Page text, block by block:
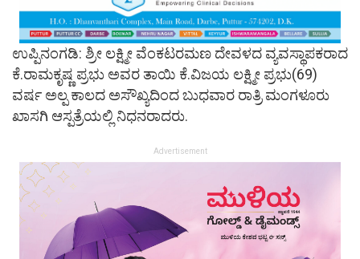
ಉಪ್ಪಿನಂಗಡಿ: ಶ್ರೀ ಲಕ್ಷ್ಮೀ ವೆಂಕಟರಮಣ ದೇವಳದ ವ್ಯವಸ್ಥಾಪಕರಾದ
ಕೆ.ರಾಮಕೃಷ್ಣ ಪ್ರಭು ಅವರ ತಾಯಿ ಕೆ.ವಿಜಯ ಲಕ್ಷ್ಮೀ ಪ್ರಭು(69)
ವರ್ಷ ಅಲ್ಪ ಕಾಲದ ಅಸೌಖ್ಯದಿಂದ ಬುಧವಾರ ರಾತ್ರಿ ಮಂಗಳೂರು
ಖಾಸಗಿ ಆಸ್ಪತ್ರೆಯಲ್ಲಿ ನಿಧನರಾದರು.
Advertisement